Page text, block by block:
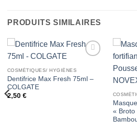
PRODUITS SIMILAIRES
de
souhaits
COSMÉTIQUES/ HYGIÈNES
Dentifrice Max Fresh 75ml –
COLGATE
2,50 €
« Broto